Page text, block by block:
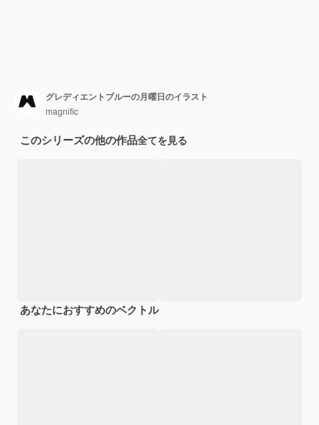
グレディエントブルーの月曜日のイラスト
magnific
このシリーズの他の作品全てを見る
あなたにおすすめのベクトル